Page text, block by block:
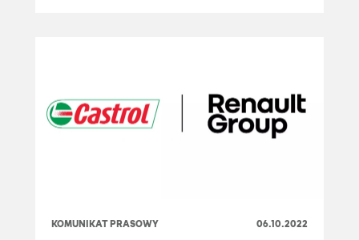
KOMUNIKAT PRASOWY 06.10.2022